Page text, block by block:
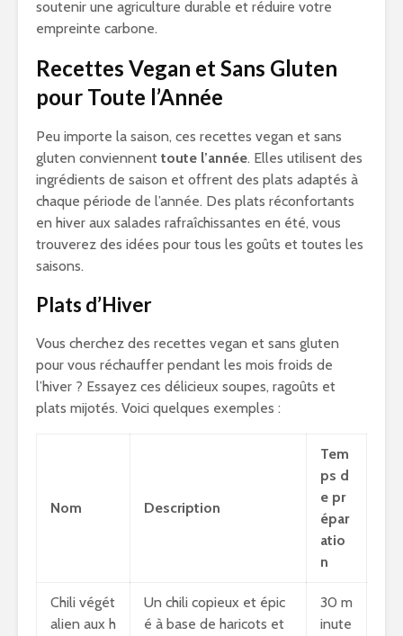
soutenir une agriculture durable et réduire votre
empreinte carbone.
Recettes Vegan et Sans Gluten
pour Toute l’Année
Peu importe la saison, ces recettes vegan et sans
gluten conviennent toute l’année. Elles utilisent des
ingrédients de saison et offrent des plats adaptés à
chaque période de l’année. Des plats réconfortants
en hiver aux salades rafraîchissantes en été, vous
trouverez des idées pour tous les goûts et toutes les
saisons.
Plats d’Hiver
Vous cherchez des recettes vegan et sans gluten
pour vous réchauffer pendant les mois froids de
l’hiver ? Essayez ces délicieux soupes, ragoûts et
plats mijotés. Voici quelques exemples :
Nom Description
Tem
ps d
e pr
épar
atio
n
Chili végét
alien aux h
Un chili copieux et épic
é à base de haricots et
30 m
inute